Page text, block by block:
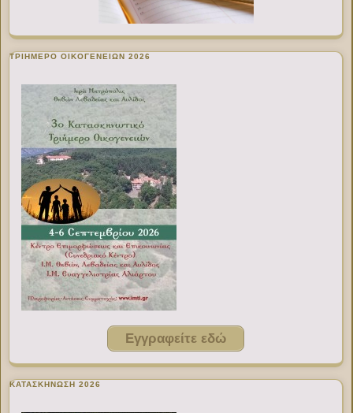
ΤΡΙΗΜΕΡΟ ΟΙΚΟΓΕΝΕΙΩΝ 2026
Εγγραφείτε εδώ
ΚΑΤΑΣΚΗΝΩΣΗ 2026